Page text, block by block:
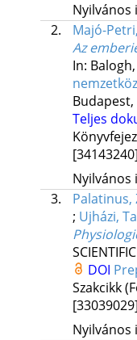
Nyilvános
2.
Majó-
Az
In:
Teljes
[34143240]
Nyilvános
3.
; Ujházi,
DOI
Szakcikk
[33039029]
Nyilvános